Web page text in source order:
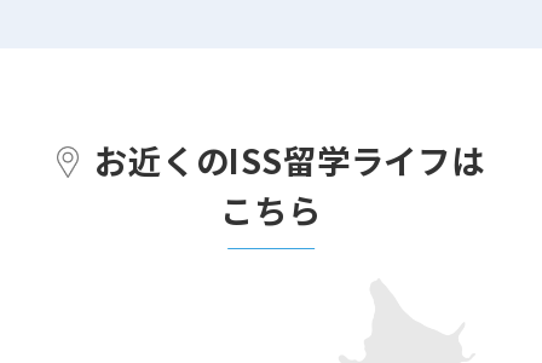
お近くのISS留学ライフは
こちら